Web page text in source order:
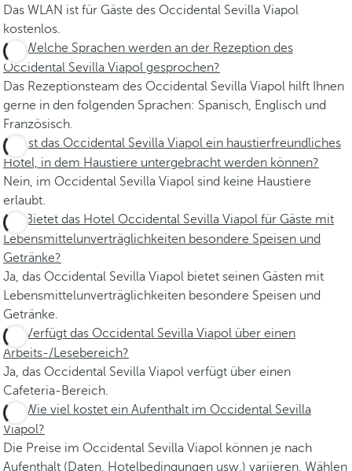
Das WLAN ist für Gäste des Occidental Sevilla Viapol
kostenlos.
Welche Sprachen werden an der Rezeption des
Occidental Sevilla Viapol gesprochen?
Das Rezeptionsteam des Occidental Sevilla Viapol hilft Ihnen
gerne in den folgenden Sprachen: Spanisch, Englisch und
Französisch.
Ist das Occidental Sevilla Viapol ein haustierfreundliches
Hotel, in dem Haustiere untergebracht werden können?
Nein, im Occidental Sevilla Viapol sind keine Haustiere
erlaubt.
Bietet das Hotel Occidental Sevilla Viapol für Gäste mit
Lebensmittelunverträglichkeiten besondere Speisen und
Getränke?
Ja, das Occidental Sevilla Viapol bietet seinen Gästen mit
Lebensmittelunverträglichkeiten besondere Speisen und
Getränke.
Verfügt das Occidental Sevilla Viapol über einen
Arbeits-/Lesebereich?
Ja, das Occidental Sevilla Viapol verfügt über einen
Cafeteria-Bereich.
Wie viel kostet ein Aufenthalt im Occidental Sevilla
Viapol?
Die Preise im Occidental Sevilla Viapol können je nach
Aufenthalt (Daten, Hotelbedingungen usw.) variieren. Wählen